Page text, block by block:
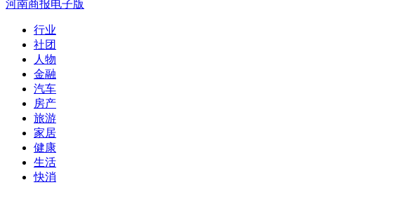
河南商报电子版
行业
社团
人物
金融
汽车
房产
旅游
家居
健康
生活
快消